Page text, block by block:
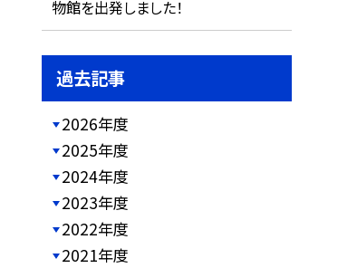
物館を出発しました！
過去記事
2026年度
2025年度
2024年度
2023年度
2022年度
2021年度